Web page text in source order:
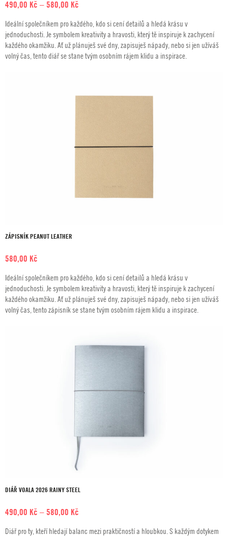
490,00 Kč –580,00 Kč
490,00 Kč
až
580,00 Kč
Ideální společníkem pro každého, kdo si cení detailů a hledá krásu v
jednoduchosti. Je symbolem kreativity a hravosti, který tě inspiruje k zachycení
každého okamžiku. Ať už plánuješ své dny, zapisuješ nápady, nebo si jen užíváš
volný čas, tento diář se stane tvým osobním rájem klidu a inspirace.
ZÁPISNÍK PEANUT LEATHER
580,00 Kč
Ideální společníkem pro každého, kdo si cení detailů a hledá krásu v
jednoduchosti. Je symbolem kreativity a hravosti, který tě inspiruje k zachycení
každého okamžiku. Ať už plánuješ své dny, zapisuješ nápady, nebo si jen užíváš
volný čas, tento zápisník se stane tvým osobním rájem klidu a inspirace.
DIÁŘ VOALA 2026 RAINY STEEL
490,00 Kč –580,00 Kč
Diář pro ty, kteří hledají balanc mezi praktičností a hloubkou. S každým dotykem